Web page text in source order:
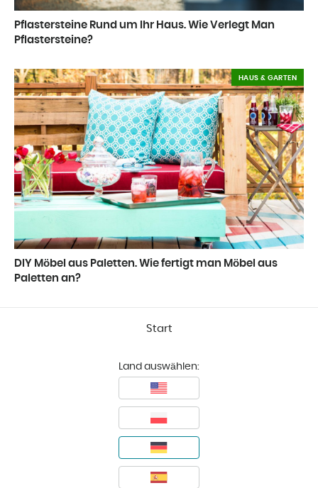
Pflastersteine Rund um Ihr Haus. Wie Verlegt Man
Pflastersteine?
DIY Möbel aus Paletten. Wie fertigt man Möbel aus
Paletten an?
HAUS & GARTEN
Start
Land auswählen: